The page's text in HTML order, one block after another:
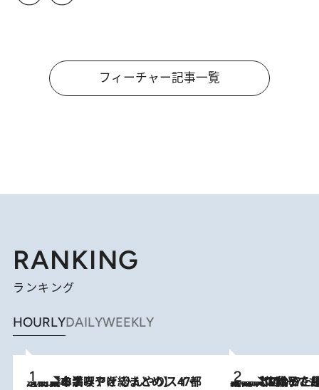
フィーチャー記事一覧
RANKING
ランキング
HOURLYDAILYWEEKLY
2026.8.5
【西日本エリアを総まとめ】 47都道府県の手みやげ ひんやりスイーツで夏を満喫 2026.8.5
【阿川佐和子さんの年とる力】なぜ70代で始めた趣味は“こんなに楽しい”のか？ ピアノ、俳句…スランプに陥っても続けられる“ある秘訣”とは